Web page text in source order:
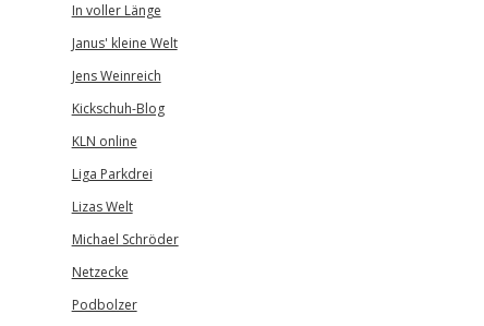
In voller Länge
Janus' kleine Welt
Jens Weinreich
Kickschuh-Blog
KLN online
Liga Parkdrei
Lizas Welt
Michael Schröder
Netzecke
Podbolzer